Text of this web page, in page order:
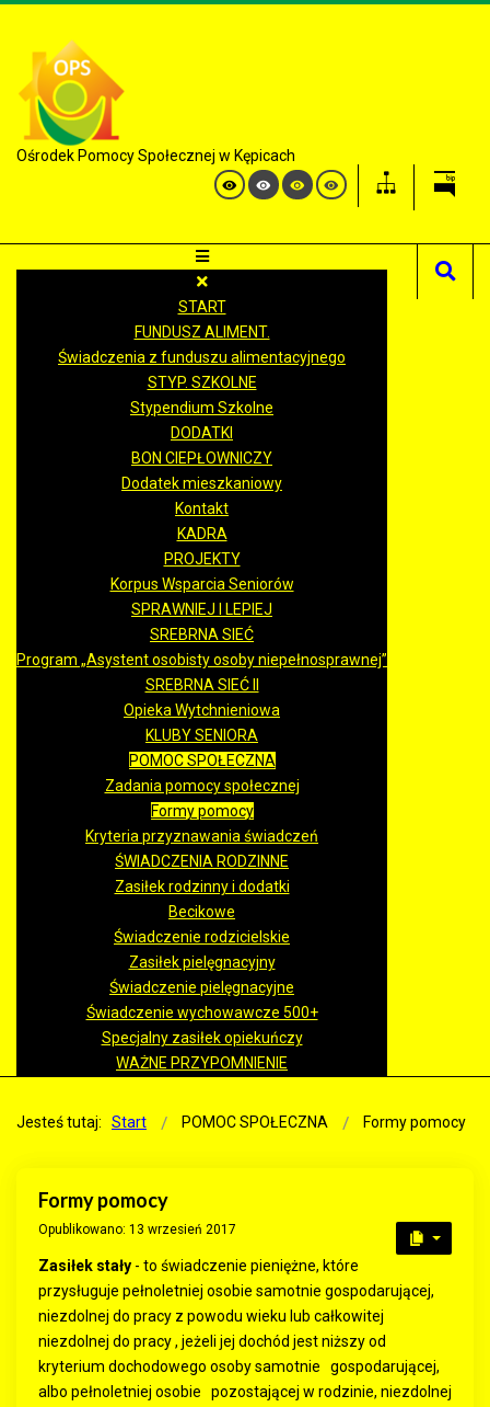
Ośrodek Pomocy Społecznej w Kępicach
START
FUNDUSZ ALIMENT.
Świadczenia z funduszu alimentacyjnego
STYP. SZKOLNE
Stypendium Szkolne
DODATKI
BON CIEPŁOWNICZY
Dodatek mieszkaniowy
Kontakt
KADRA
PROJEKTY
Korpus Wsparcia Seniorów
SPRAWNIEJ I LEPIEJ
SREBRNA SIEĆ
Program „Asystent osobisty osoby niepełnosprawnej”
SREBRNA SIEĆ II
Opieka Wytchnieniowa
KLUBY SENIORA
POMOC SPOŁECZNA
Zadania pomocy społecznej
Formy pomocy
Kryteria przyznawania świadczeń
ŚWIADCZENIA RODZINNE
Zasiłek rodzinny i dodatki
Becikowe
Świadczenie rodzicielskie
Zasiłek pielęgnacyjny
Świadczenie pielęgnacyjne
Świadczenie wychowawcze 500+
Specjalny zasiłek opiekuńczy
WAŻNE PRZYPOMNIENIE
Jesteś tutaj: Start POMOC SPOŁECZNA Formy pomocy
Formy pomocy
Opublikowano: 13 wrzesień 2017
Zasiłek stały - to świadczenie pieniężne, które
przysługuje pełnoletniej osobie samotnie gospodarującej,
niezdolnej do pracy z powodu wieku lub całkowitej
niezdolnej do pracy , jeżeli jej dochód jest niższy od
kryterium dochodowego osoby samotnie gospodarującej,
albo pełnoletniej osobie pozostającej w rodzinie, niezdolnej